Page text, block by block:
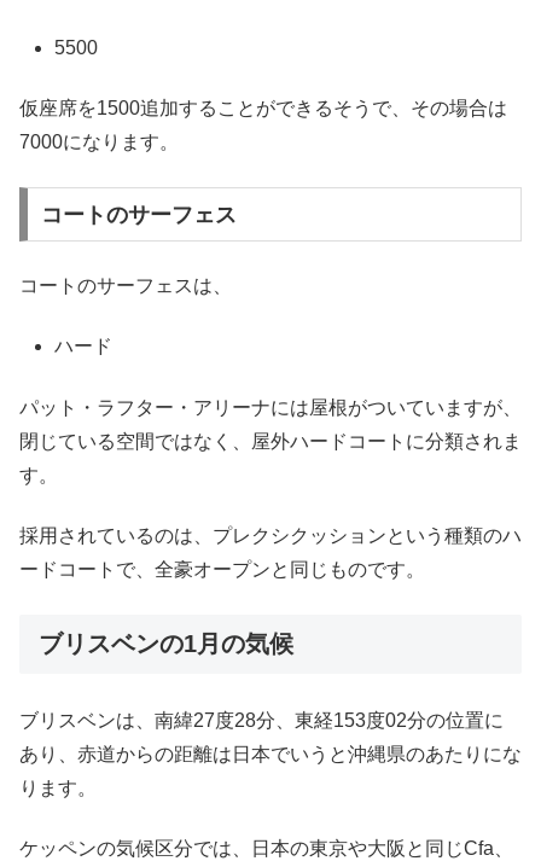
5500
仮座席を1500追加することができるそうで、その場合は
7000になります。
コートのサーフェス
コートのサーフェスは、
ハード
パット・ラフター・アリーナには屋根がついていますが、
閉じている空間ではなく、屋外ハードコートに分類されま
す。
採用されているのは、プレクシクッションという種類のハ
ードコートで、全豪オープンと同じものです。
ブリスベンの1月の気候
ブリスベンは、南緯27度28分、東経153度02分の位置に
あり、赤道からの距離は日本でいうと沖縄県のあたりにな
ります。
ケッペンの気候区分では、日本の東京や大阪と同じCfa、